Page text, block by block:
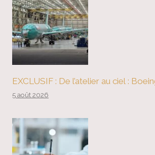
EXCLUSIF : De l’atelier au ciel :
5 août 2026